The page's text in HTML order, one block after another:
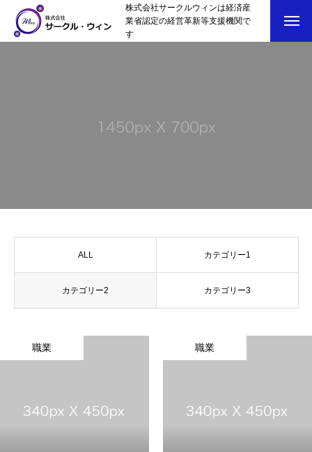
株式会社サークルウィンは経済産
業省認定の経営革新等支援機関で
す
ALL カテゴリー1
カテゴリー2 カテゴリー3
職業 職業